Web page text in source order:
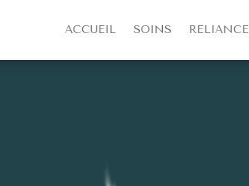
ACCUEIL SOINS RELIANCE